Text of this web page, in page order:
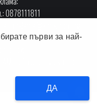
0878111811
by:
първи за най-
ДА